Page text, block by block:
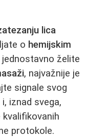
lica
o hemijskim
želite
, najvažnije je
signale svog
iznad svega,
protokole.